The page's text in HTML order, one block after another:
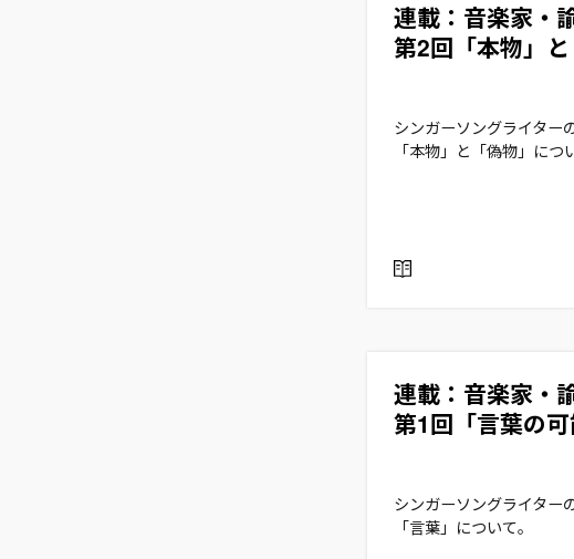
連載：音楽家・
第2回「本物」と
シンガーソングライター
「本物」と「偽物」につ
R
E
連載：音楽家・
第1回「言葉の可
シンガーソングライター
「言葉」について。